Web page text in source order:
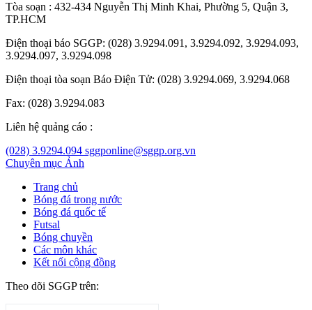
Tòa soạn : 432-434 Nguyễn Thị Minh Khai, Phường 5, Quận 3,
TP.HCM
Điện thoại báo SGGP: (028) 3.9294.091, 3.9294.092, 3.9294.093,
3.9294.097, 3.9294.098
Điện thoại tòa soạn Báo Điện Tử: (028) 3.9294.069, 3.9294.068
Fax: (028) 3.9294.083
Liên hệ quảng cáo :
(028) 3.9294.094 sggponline@sggp.org.vn
Chuyên mục Ảnh
Trang chủ
Bóng đá trong nước
Bóng đá quốc tế
Futsal
Bóng chuyền
Các môn khác
Kết nối cộng đồng
Theo dõi SGGP trên: